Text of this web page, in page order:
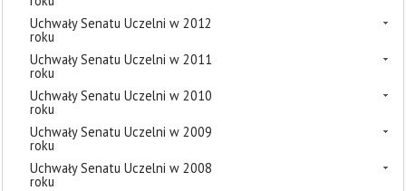
Uchwały Senatu Uczelni w 2012
roku
Uchwały Senatu Uczelni w 2011
roku
Uchwały Senatu Uczelni w 2010
roku
Uchwały Senatu Uczelni w 2009
roku
Uchwały Senatu Uczelni w 2008
roku